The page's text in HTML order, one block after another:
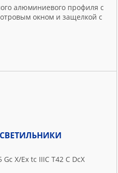
алюминиевого профиля с
окном и защелкой с
X/Ex tc IIIC T42 C DcX